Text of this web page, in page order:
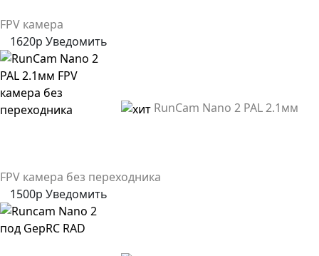
FPV камера
1620р Уведомить
RunCam Nano 2 PAL 2.1мм
FPV камера без переходника
1500р Уведомить